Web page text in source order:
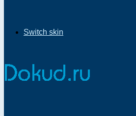
Switch skin